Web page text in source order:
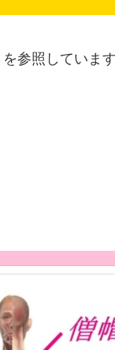
参照しています